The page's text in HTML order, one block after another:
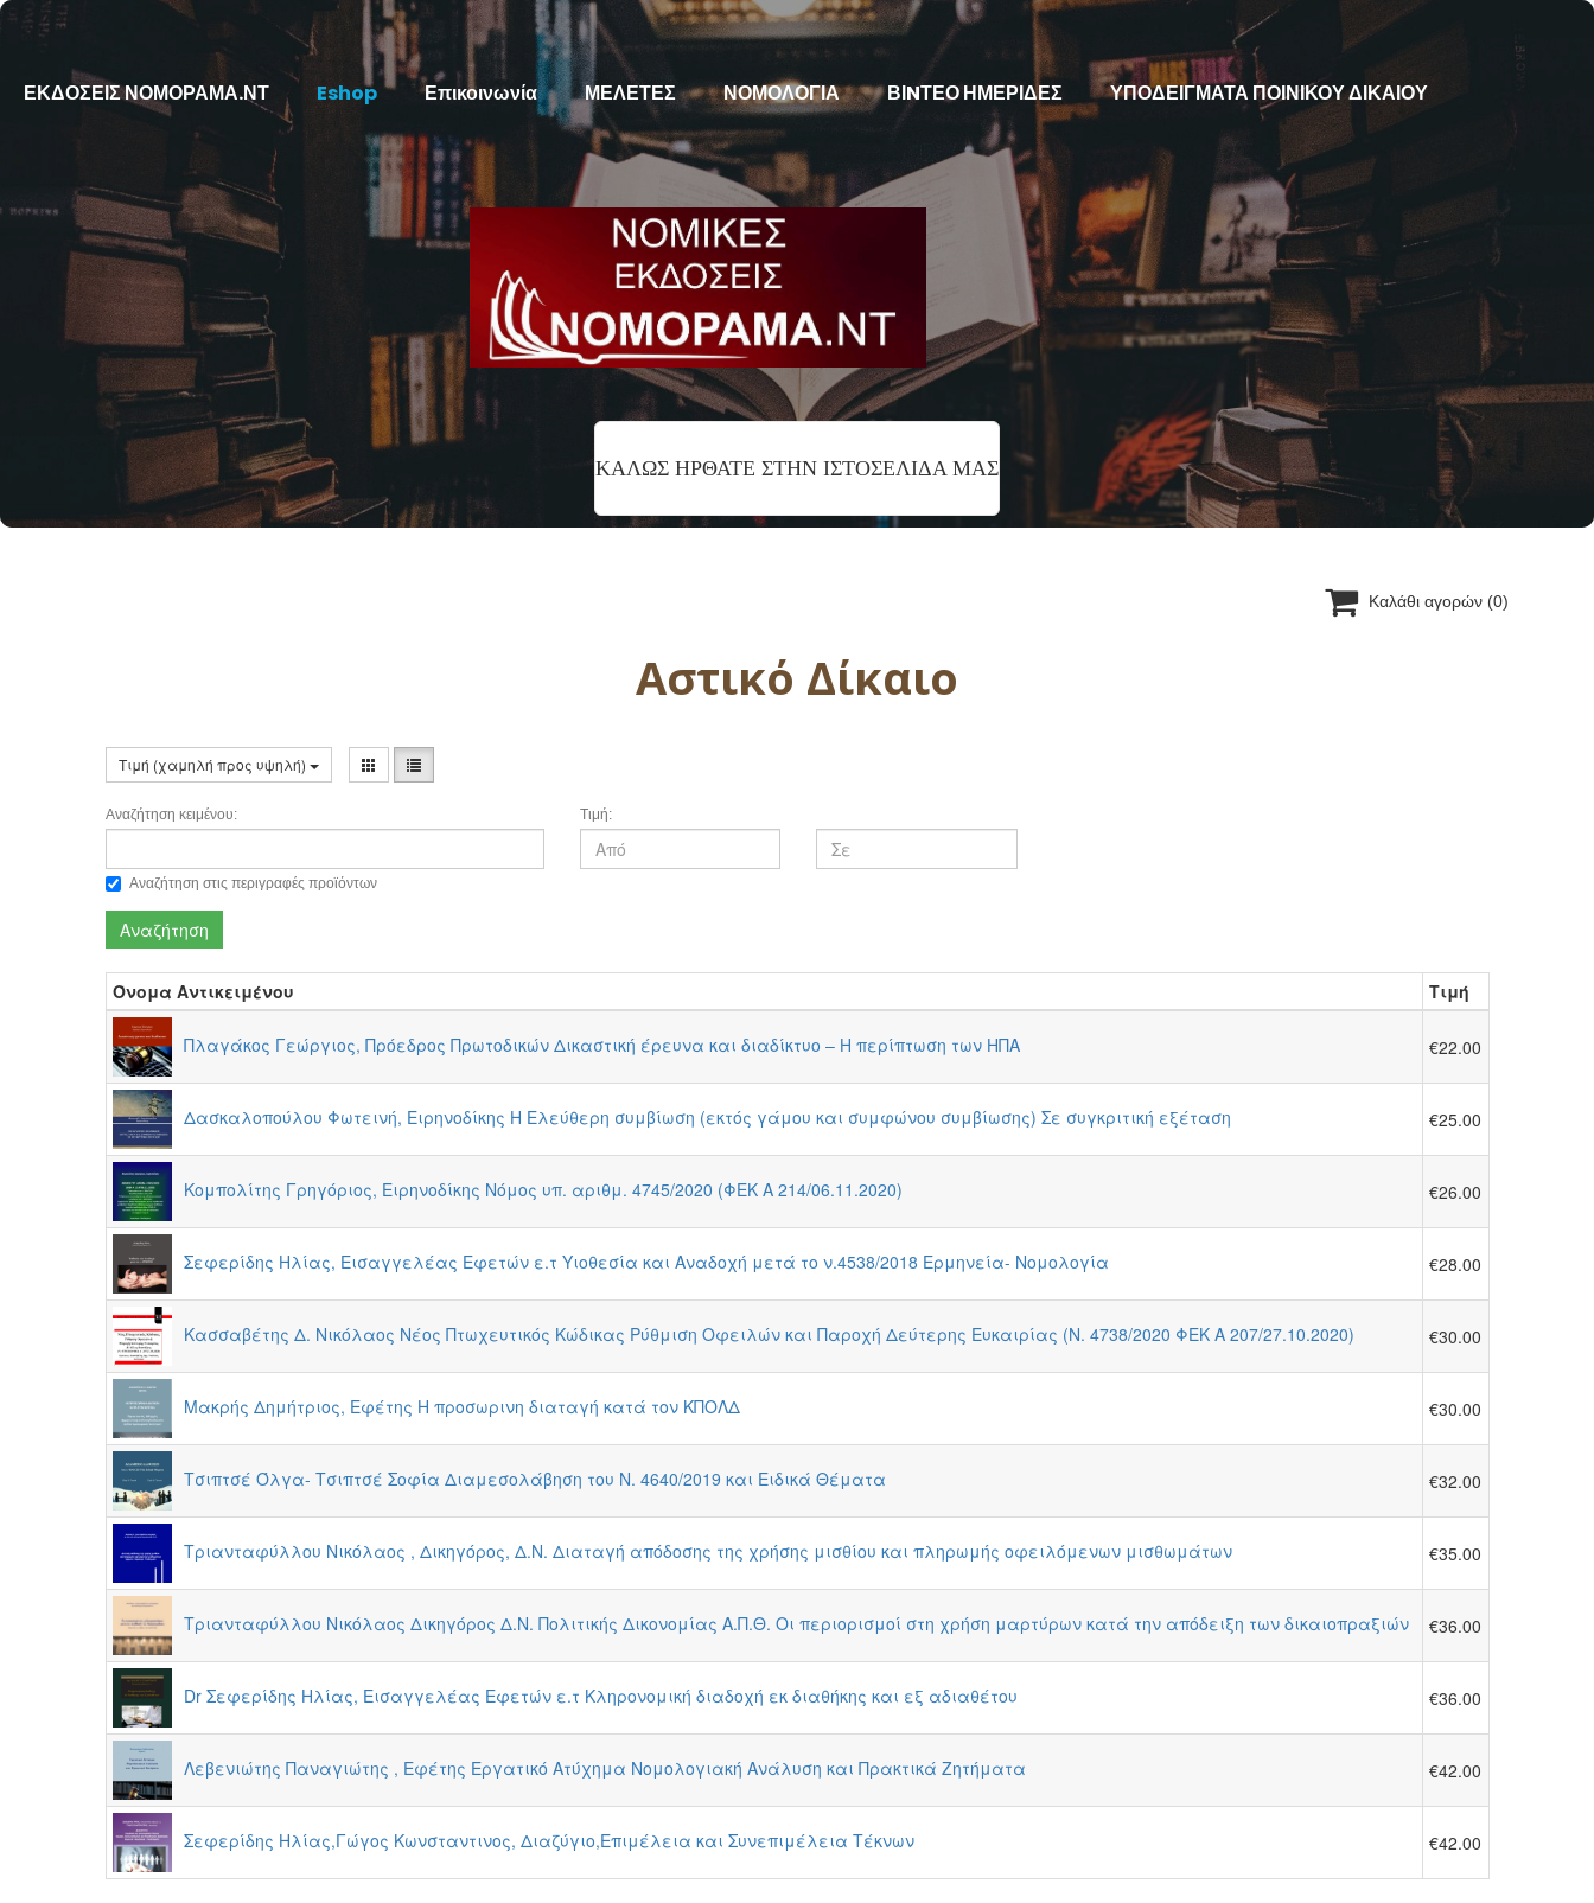
ΕΚΔΟΣΕΙΣ ΝΟΜΟΡΑΜΑ.ΝΤ Eshop Επικοινωνία ΜΕΛΕΤΕΣ ΝΟΜΟΛΟΓΙΑ ΒΙNΤΕΟ ΗΜΕΡΙΔΕΣ ΥΠΟΔΕΙΓΜΑΤΑ ΠΟΙΝΙΚΟΥ ΔΙΚΑΙΟΥ
ΚΑΛΩΣ ΗΡΘΑΤΕ ΣΤΗΝ ΙΣΤΟΣΕΛΙΔΑ ΜΑΣ
 Καλάθι αγορών (0)
Αστικό Δίκαιο
Τιμή (χαμηλή προς υψηλή)
Αναζήτηση κειμένου:
Αναζήτηση στις περιγραφές προϊόντων
Τιμή:
Αναζήτηση
Όνομα Αντικειμένου Τιμή
Πλαγάκος Γεώργιος, Πρόεδρος Πρωτοδικών Δικαστική έρευνα και διαδίκτυο – Η περίπτωση των ΗΠΑ €22.00
Δασκαλοπούλου Φωτεινή, Ειρηνοδίκης Η Ελεύθερη συμβίωση (εκτός γάμου και συμφώνου συμβίωσης) Σε συγκριτική εξέταση €25.00
Κομπολίτης Γρηγόριος, Ειρηνοδίκης Νόμος υπ. αριθμ. 4745/2020 (ΦΕΚ A 214/06.11.2020) €26.00
Σεφερίδης Ηλίας, Εισαγγελέας Εφετών ε.τ Υιοθεσία και Αναδοχή μετά το ν.4538/2018 Ερμηνεία- Νομολογία €28.00
Κασσαβέτης Δ. Νικόλαος Νέος Πτωχευτικός Κώδικας Ρύθμιση Οφειλών και Παροχή Δεύτερης Ευκαιρίας (Ν. 4738/2020 ΦΕΚ Α 207/27.10.2020) €30.00
Μακρής Δημήτριος, Εφέτης Η προσωρινη διαταγή κατά τον ΚΠΟΛΔ €30.00
Τσιπτσέ Όλγα- Τσιπτσέ Σοφία Διαμεσολάβηση του Ν. 4640/2019 και Ειδικά Θέματα €32.00
Τριανταφύλλου Νικόλαος , Δικηγόρος, Δ.Ν. Διαταγή απόδοσης της χρήσης μισθίου και πληρωμής οφειλόμενων μισθωμάτων €35.00
Τριανταφύλλου Νικόλαος Δικηγόρος Δ.Ν. Πολιτικής Δικονομίας Α.Π.Θ. Οι περιορισμοί στη χρήση μαρτύρων κατά την απόδειξη των δικαιοπραξιών €36.00
Dr Σεφερίδης Ηλίας, Εισαγγελέας Εφετών ε.τ Κληρονομική διαδοχή εκ διαθήκης και εξ αδιαθέτου €36.00
Λεβενιώτης Παναγιώτης , Εφέτης Εργατικό Ατύχημα Νομολογιακή Ανάλυση και Πρακτικά Ζητήματα €42.00
Σεφερίδης Ηλίας,Γώγος Κωνσταντινος, Διαζύγιο,Επιμέλεια και Συνεπιμέλεια Τέκνων €42.00